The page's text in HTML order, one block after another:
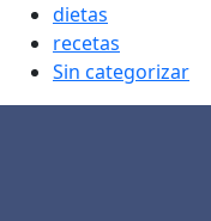
dietas
recetas
Sin categorizar